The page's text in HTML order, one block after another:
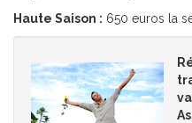
Haute Saison : 650 euros la